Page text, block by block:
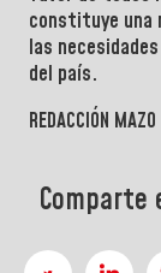
constituye una
las
del país.
REDACCIÓN MAZO